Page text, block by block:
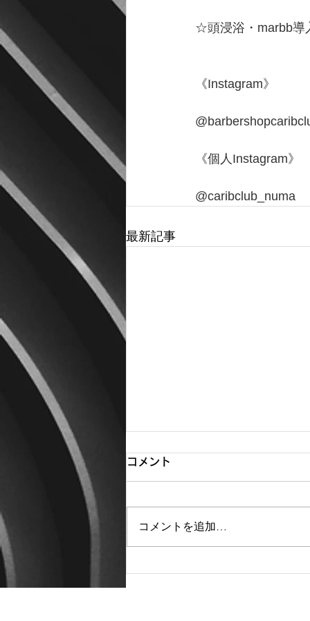
☆頭浸浴・marbb導
《Instagram》
《個人Instagram》
@caribclub_numa
最新記事
不動の人気メンズパーマはツ
コメント
コメントを追加…